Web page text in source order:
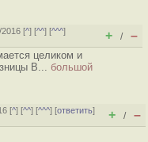
2016 [^] [^^] [^^^]
+ / –
целиком и
В... большой
[^] [^^] [^^^] [ответить]
+ / –